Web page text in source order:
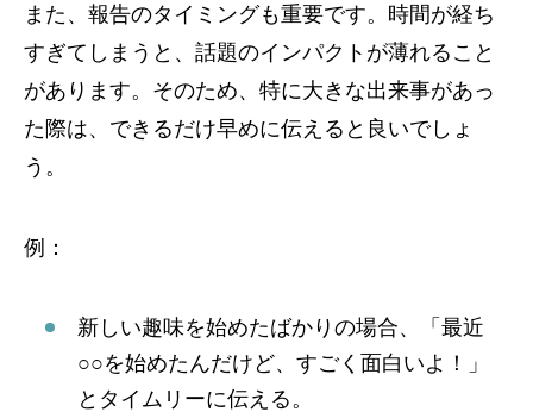
また、報告のタイミングも重要です。時間が経ち
すぎてしまうと、話題のインパクトが薄れること
があります。そのため、特に大きな出来事があっ
た際は、できるだけ早めに伝えると良いでしょ
う。
例：
新しい趣味を始めたばかりの場合、「最近
○○を始めたんだけど、すごく面白いよ！」
とタイムリーに伝える。